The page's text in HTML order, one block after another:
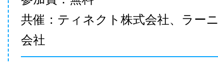
共催：ティネクト株式会社、ラー
会社